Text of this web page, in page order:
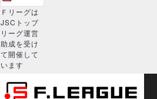
Ｆリーグは
JSCトップ
リーグ運営
助成を受け
て開催して
います